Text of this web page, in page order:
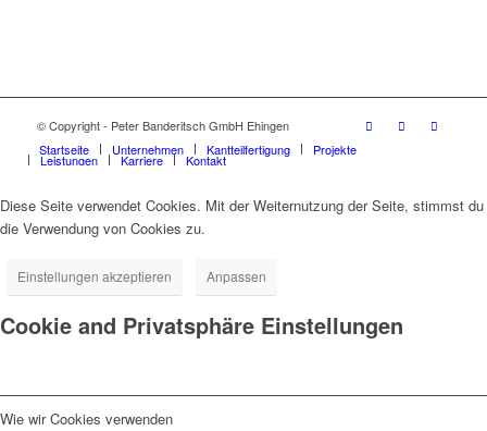
© Copyright - Peter Banderitsch GmbH Ehingen
Startseite
Unternehmen Kantteilfertigung Projekte
Leistungen Karriere Kontakt
Diese Seite verwendet Cookies. Mit der Weiternutzung der Seite, stimmst du
die Verwendung von Cookies zu.
Einstellungen akzeptieren Anpassen
Cookie and Privatsphäre Einstellungen
Wie wir Cookies verwenden